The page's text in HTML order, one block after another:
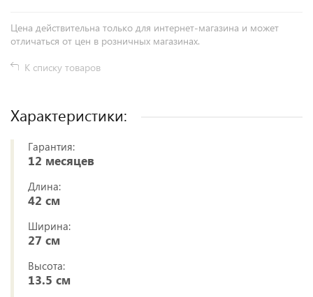
Цена действительна только для интернет-магазина и может
отличаться от цен в розничных магазинах.
К списку товаров
Характеристики:
Гарантия:
12 месяцев
Длина:
42 см
Ширина:
27 см
Высота:
13.5 см